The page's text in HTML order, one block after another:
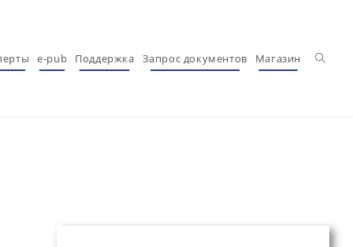
e-pub Поддержка Запрос документов Магазин